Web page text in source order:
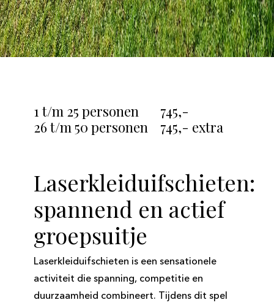
1 t/m 25 personen 745,-
26 t/m 50 personen 745,- extra
Laserkleiduifschieten:
spannend en actief
groepsuitje
Laserkleiduifschieten is een sensationele
activiteit die spanning, competitie en
duurzaamheid combineert. Tijdens dit spel